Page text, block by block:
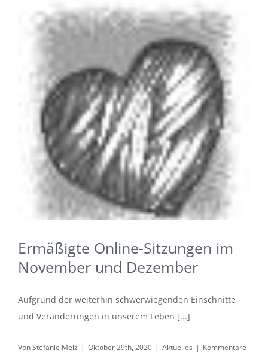
Ermäßigte Online-Sitzungen im
November und Dezember
Aufgrund der weiterhin schwerwiegenden Einschnitte
und Veränderungen in unserem Leben [...]
VonStefanie Melz | Oktober 29th, 2020 | Aktuelles | Kommentare